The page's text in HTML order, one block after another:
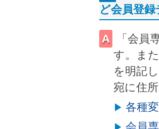
ど会員登
「会
す。ま
を明記
宛に住
各種